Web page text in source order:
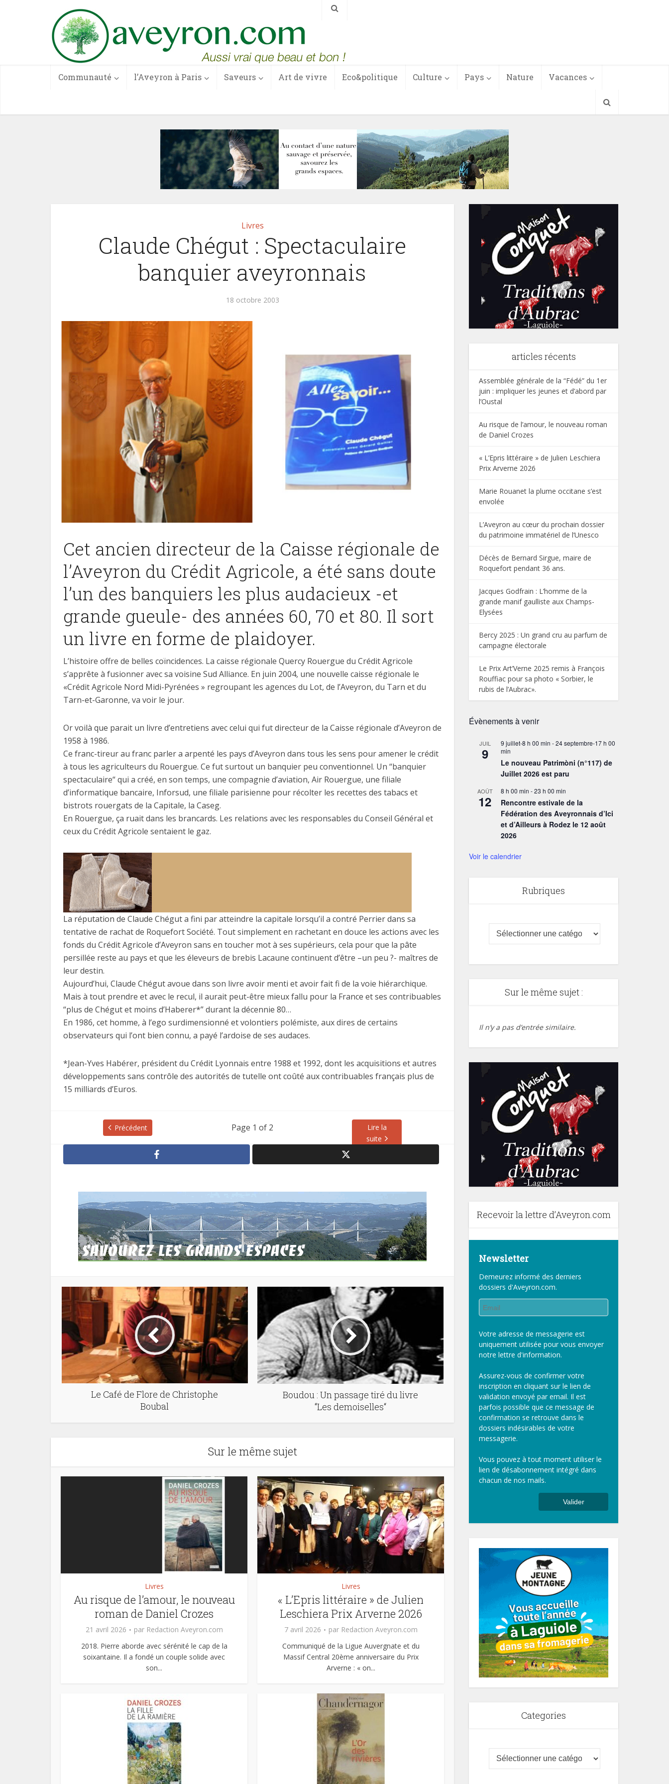
Communauté l’Aveyron à Paris Saveurs Art de vivre Eco&politique Culture Pays Nature Vacances
Livres
Claude Chégut : Spectaculaire
banquier aveyronnais
18 octobre 2003
Cet ancien directeur de la Caisse régionale de
l’Aveyron du Crédit Agricole, a été sans doute
l’un des banquiers les plus audacieux -et
grande gueule- des années 60, 70 et 80. Il sort
un livre en forme de plaidoyer.
L’histoire offre de belles coïncidences. La caisse régionale Quercy Rouergue du Crédit Agricole
s’apprête à fusionner avec sa voisine Sud Alliance. En juin 2004, une nouvelle caisse régionale le
«Crédit Agricole Nord Midi-Pyrénées » regroupant les agences du Lot, de l’Aveyron, du Tarn et du
Tarn-et-Garonne, va voir le jour.
Or voilà que parait un livre d’entretiens avec celui qui fut directeur de la Caisse régionale d’Aveyron de
1958 à 1986.
Ce franc-tireur au franc parler a arpenté les pays d’Aveyron dans tous les sens pour amener le crédit
à tous les agriculteurs du Rouergue. Ce fut surtout un banquier peu conventionnel. Un “banquier
spectaculaire“ qui a créé, en son temps, une compagnie d’aviation, Air Rouergue, une filiale
d’informatique bancaire, Inforsud, une filiale parisienne pour récolter les recettes des tabacs et
bistrots rouergats de la Capitale, la Caseg.
En Rouergue, ça ruait dans les brancards. Les relations avec les responsables du Conseil Général et
ceux du Crédit Agricole sentaient le gaz.
La réputation de Claude Chégut a fini par atteindre la capitale lorsqu’il a contré Perrier dans sa
tentative de rachat de Roquefort Société. Tout simplement en rachetant en douce les actions avec les
fonds du Crédit Agricole d’Aveyron sans en toucher mot à ses supérieurs, cela pour que la pâte
persillée reste au pays et que les éleveurs de brebis Lacaune continuent d’être –un peu ?- maîtres de
leur destin.
Aujourd’hui, Claude Chégut avoue dans son livre avoir menti et avoir fait fi de la voie hiérarchique.
Mais à tout prendre et avec le recul, il aurait peut-être mieux fallu pour la France et ses contribuables
“plus de Chégut et moins d’Haberer*” durant la décennie 80…
En 1986, cet homme, à l’ego surdimensionné et volontiers polémiste, aux dires de certains
observateurs qui l’ont bien connu, a payé l’ardoise de ses audaces.
*Jean-Yves Habérer, président du Crédit Lyonnais entre 1988 et 1992, dont les acquisitions et autres
développements sans contrôle des autorités de tutelle ont coûté aux contribuables français plus de
15 milliards d’Euros.
Page 1 of 2
Précédent
Lire la
suite
Le Café de Flore de Christophe
Boubal
Boudou : Un passage tiré du livre
“Les demoiselles“
Sur le même sujet
Livres
Au risque de l’amour, le nouveau
roman de Daniel Crozes
21 avril 2026 par Redaction Aveyron.com
2018. Pierre aborde avec sérénité le cap de la
soixantaine. Il a fondé un couple solide avec
son...
Livres
« L’Epris littéraire » de Julien
Leschiera Prix Arverne 2026
7 avril 2026 par Redaction Aveyron.com
Communiqué de la Ligue Auvergnate et du
Massif Central 20ème anniversaire du Prix
Arverne : « on...
articles récents
Assemblée générale de la “Fédé” du 1er
juin : impliquer les jeunes et d’abord par
l’Oustal
Au risque de l’amour, le nouveau roman
de Daniel Crozes
« L’Epris littéraire » de Julien Leschiera
Prix Arverne 2026
Marie Rouanet la plume occitane s’est
envolée
L’Aveyron au cœur du prochain dossier
du patrimoine immatériel de l’Unesco
Décès de Bernard Sirgue, maire de
Roquefort pendant 36 ans.
Jacques Godfrain : L’homme de la
grande manif gaulliste aux Champs-
Elysées
Bercy 2025 : Un grand cru au parfum de
campagne électorale
Le Prix Art’Verne 2025 remis à François
Rouffiac pour sa photo « Sorbier, le
rubis de l’Aubrac».
Évènements à venir
JUIL
9
9 juillet-8 h 00 min -24 septembre-17 h 00
min
Le nouveau Patrimòni (n°117) de
Juillet 2026 est paru
AOÛT
12
8 h 00 min -23 h 00 min
Rencontre estivale de la
Fédération des Aveyronnais d’Ici
et d’Ailleurs à Rodez le 12 août
2026
Voir le calendrier
Rubriques
Sur le même sujet :
Il n’y a pas d’entrée similaire.
Recevoir la lettre d’Aveyron.com
Newsletter
Demeurez informé des derniers
dossiers d'Aveyron.com.
Votre adresse de messagerie est
uniquement utilisée pour vous envoyer
notre lettre d'information.
Assurez-vous de confirmer votre
inscription en cliquant sur le lien de
validation envoyé par email. Il est
parfois possible que ce message de
confirmation se retrouve dans le
dossiers indésirables de votre
messagerie.
Vous pouvez à tout moment utiliser le
lien de désabonnement intégré dans
chacun de nos mails.
Categories